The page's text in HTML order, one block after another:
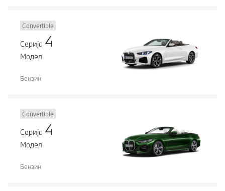
Convertible
Серија 4
Модел
Бензин
Convertible
Серија 4
Модел
Бензин